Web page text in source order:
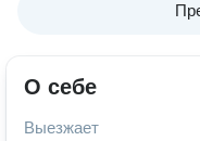
О себе
Выезжает